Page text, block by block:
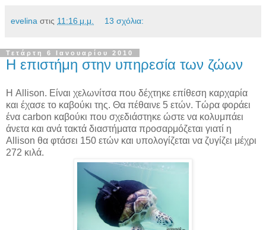
evelina στις 11:16 μ.μ. 13 σχόλια:
Τετάρτη 6 Ιανουαρίου 2010
Η επιστήμη στην υπηρεσία των ζώων
Η Allison. Είναι χελωνίτσα που δέχτηκε επίθεση καρχαρία
και έχασε το καβούκι της. Θα πέθαινε 5 ετών. Τώρα φοράει
ένα carbon καβούκι που σχεδιάστηκε ώστε να κολυμπάει
άνετα και ανά τακτά διαστήματα προσαρμόζεται γιατί η
Allison θα φτάσει 150 ετών και υπολογίζεται να ζυγίζει μέχρι
272 κιλά.